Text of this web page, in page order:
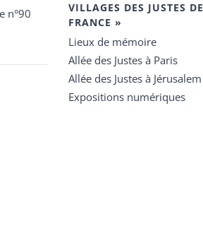
n°90
VILLAGES DES JUSTES DE
FRANCE »
Lieux de mémoire
Allée des Justes à Paris
Allée des Justes à Jérusalem
Expositions numériques